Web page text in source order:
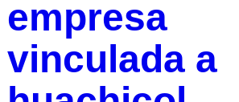
empresa
vinculada a